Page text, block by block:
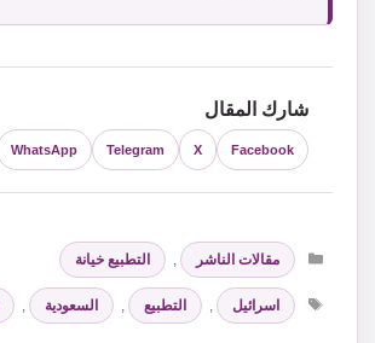
شارك المقال
Facebook
X
Telegram
WhatsApp
التصنيفات
مقالات الناشر
التطبيع خيانة
الوسوم
اسرائيل التطبيع السعودية